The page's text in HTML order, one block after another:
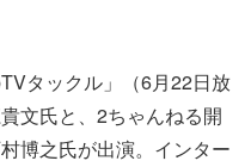
タックル」（6月22日放
文氏と、2ちゃんねる開
博之氏が出演。インター